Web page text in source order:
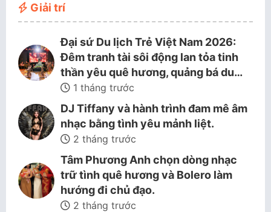
Giải trí
Đại sứ Du lịch Trẻ Việt Nam 2026:
Đêm tranh tài sôi động lan tỏa tinh
thần yêu quê hương, quảng bá du…
1 tháng trước
DJ Tiffany và hành trình đam mê âm
nhạc bằng tình yêu mảnh liệt.
2 tháng trước
Tâm Phương Anh chọn dòng nhạc
trữ tình quê hương và Bolero làm
hướng đi chủ đạo.
2 tháng trước